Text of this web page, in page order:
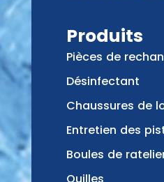
Produits
Pièces de
Désinfectant
Chaussures de
Entretien des
Boules de